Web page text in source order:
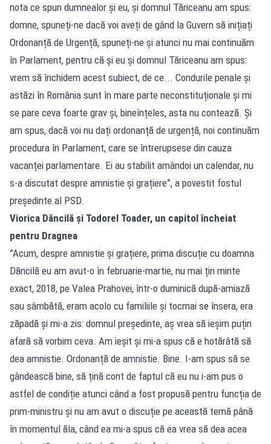
nota ce spun dumnealor și eu, și domnul Tăriceanu am spus:
domne, spuneți-ne dacă voi aveți de gând la Guvern să inițiați
Ordonanță de Urgență, spuneți-ne și atunci nu mai continuăm
în Parlament, pentru că și eu și domnul Tăriceanu am spus:
vrem să închidem acest subiect, de ce... Condurile penale și
astăzi în România sunt în mare parte neconstituționale și mi
se pare ceva foarte grav și, bineînțeles, asta nu contează. Și
am spus, dacă voi nu dați ordonanță de urgență, noi continuăm
procedura în Parlament, care se întrerupsese din cauza
vacanței parlamentare. Ei au stabilit amândoi un calendar, nu
s-a discutat despre amnistie și grațiere”, a povestit fostul
președinte al PSD.
Viorica Dăncilă și Todorel Toader, un capitol încheiat
pentru Dragnea
”Acum, despre amnistie și grațiere, prima discuție cu doamna
Dăncilă eu am avut-o în februarie-martie, nu mai țin minte
exact, 2018, pe Valea Prahovei, într-o duminică după-amiază
sau sâmbătă, eram acolo cu familiile și tocmai se însera, era
zăpadă și mi-a zis: domnul președinte, aș vrea să ieșim puțin
afară să vorbim ceva. Am ieșit și mi-a spus că e hotărâtă să
dea amnistie. Ordonanță de amnistie. Bine. I-am spus să se
gândească bine, să țină cont de faptul că eu nu i-am pus o
astfel de condiție atunci când a fost propusă pentru funcția de
prim-ministru și nu am avut o discuție pe această temă până
în momentul ăla, când ea mi-a spus că ea vrea să dea acea